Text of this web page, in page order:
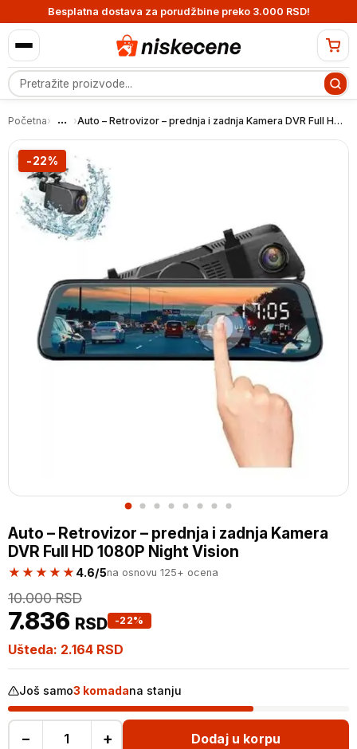
Besplatna dostava za porudžbine preko 3.000 RSD!
Pretraga proizvoda
Početna› ... › Auto – Retrovizor – prednja i zadnja Kamera DVR Full HD 1080P Night Vision
-22%
Auto – Retrovizor – prednja i zadnja Kamera
DVR Full HD 1080P Night Vision
★★★★★ 4.6/5na osnovu 125+ ocena
-22%
7.836 RSD
10.000RSD
Ušteda: 2.164 RSD
Još samo3 komadana stanju
− + Dodaj u korpu